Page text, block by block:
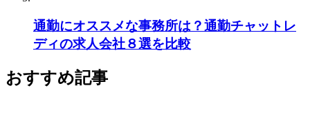
通勤にオススメな事務所は？通勤チャットレ
ディの求人会社８選を比較
おすすめ記事